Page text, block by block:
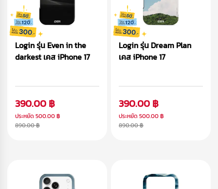
Login รุ่น Even in the
darkest เคส iPhone 17
390.00 ฿
ประหยัด 500.00 ฿
890.00 ฿
Login รุ่น Dream Plan
เคส iPhone 17
390.00 ฿
ประหยัด 500.00 ฿
890.00 ฿